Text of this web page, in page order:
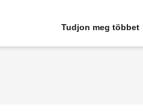
Tudjon meg többet